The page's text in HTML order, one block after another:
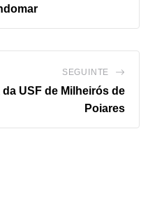
SEGUINTE
da USF de Milheirós de
Poiares